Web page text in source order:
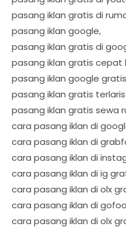
pasang iklan gratis di
pasang iklan google,
pasang iklan gratis di
pasang iklan gratis cepat
pasang iklan google
pasang iklan gratis
pasang iklan gratis sewa
cara pasang iklan di
cara pasang iklan di
cara pasang iklan di
cara pasang iklan di ig
cara pasang iklan di olx
cara pasang iklan di
cara pasang iklan di olx